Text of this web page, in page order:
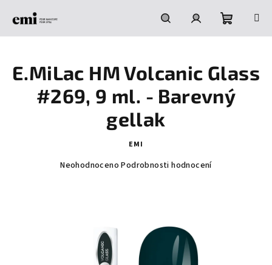
HledatPřihlášeníNákupní
košík
E.MiLac HM Volcanic Glass
#269, 9 ml. - Barevný
gellak
EMI
Průměrné
hvězdiček.
Neohodnoceno Podrobnosti hodnocení